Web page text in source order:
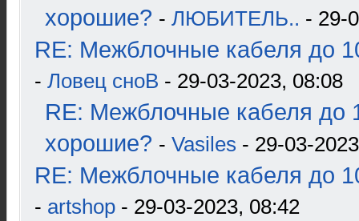
хорошие? - ЛЮБИТЕЛЬ.. - 29-
RE: Межблочные кабеля до
- Ловец сноВ - 29-03-2023, 08:08
RE: Межблочные кабеля до
хорошие? - Vasiles - 29-03-
RE: Межблочные кабеля до
- artshop - 29-03-2023, 08:42